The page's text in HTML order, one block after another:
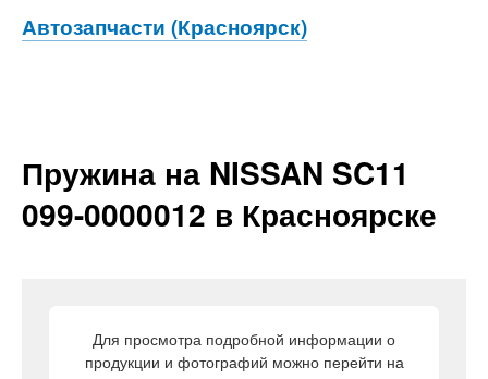
Автозапчасти (Красноярск)
Пружина на NISSAN SC11
099-0000012 в Красноярске
Для просмотра подробной информации о
продукции и фотографий можно перейти на